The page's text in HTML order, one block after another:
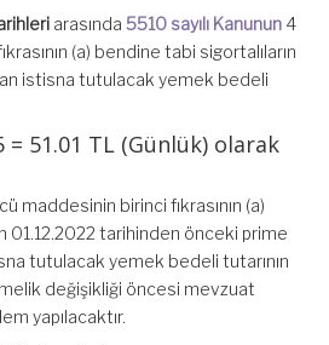
arasında 5510 sayılı Kanunun 4
(a) bendine tabi sigortalıların
istisna tutulacak yemek bedeli
= 51.01 TL (Günlük) olarak
maddesinin birinci fıkrasının (a)
01.12.2022 tarihinden önceki prime
tutulacak yemek bedeli tutarının
değişikliği öncesi mevzuat
yapılacaktır.